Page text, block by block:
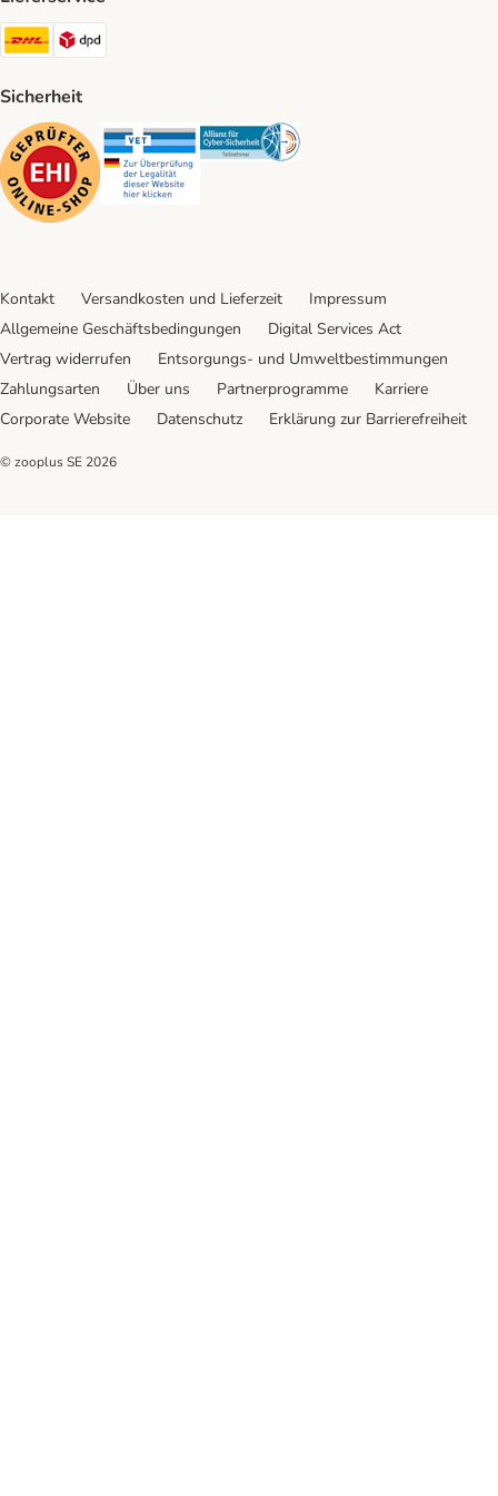
DHL Shipping Method
Sicherheit
Security Security Security
Kontakt Versandkosten und Lieferzeit
Impressum
Allgemeine Geschäftsbedingungen
Digital Services Act
Vertrag widerrufen
Entsorgungs- und Umweltbestimmungen
Zahlungsarten
Über uns Partnerprogramme
Karriere
Corporate Website
Datenschutz Erklärung zur Barrierefreiheit
© zooplus SE 2026